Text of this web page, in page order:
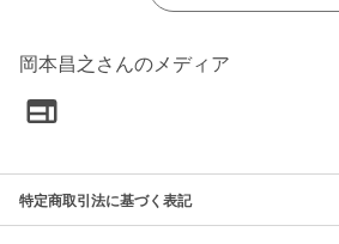
岡本昌之さんのメディア
特定商取引法に基づく表記